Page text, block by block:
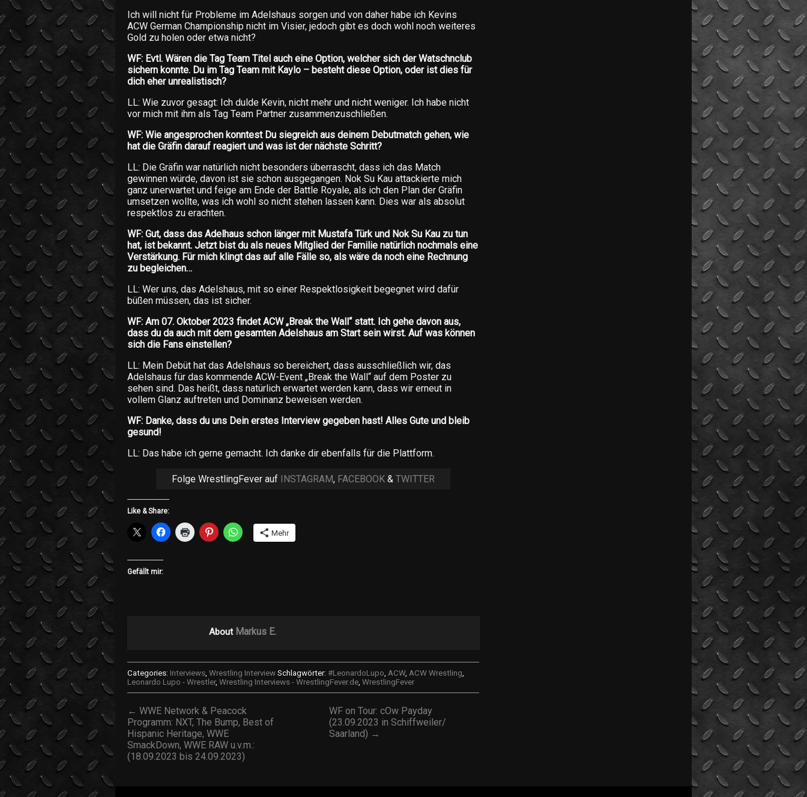
Ich will nicht für Probleme im Adelshaus sorgen und von daher habe ich Kevins
ACW German Championship nicht im Visier, jedoch gibt es doch wohl noch weiteres
Gold zu holen oder etwa nicht?
WF: Evtl. Wären die Tag Team Titel auch eine Option, welcher sich der Watschnclub
sichern konnte. Du im Tag Team mit Kaylo – besteht diese Option, oder ist dies für
dich eher unrealistisch?
LL: Wie zuvor gesagt: Ich dulde Kevin, nicht mehr und nicht weniger. Ich habe nicht
vor mich mit ihm als Tag Team Partner zusammenzuschließen.
WF: Wie angesprochen konntest Du siegreich aus deinem Debutmatch gehen, wie
hat die Gräfin darauf reagiert und was ist der nächste Schritt?
LL: Die Gräfin war natürlich nicht besonders überrascht, dass ich das Match
gewinnen würde, davon ist sie schon ausgegangen. Nok Su Kau attackierte mich
ganz unerwartet und feige am Ende der Battle Royale, als ich den Plan der Gräfin
umsetzen wollte, was ich wohl so nicht stehen lassen kann. Dies war als absolut
respektlos zu erachten.
WF: Gut, dass das Adelhaus schon länger mit Mustafa Türk und Nok Su Kau zu tun
hat, ist bekannt. Jetzt bist du als neues Mitglied der Familie natürlich nochmals eine
Verstärkung. Für mich klingt das auf alle Fälle so, als wäre da noch eine Rechnung
zu begleichen…
LL: Wer uns, das Adelshaus, mit so einer Respektlosigkeit begegnet wird dafür
büßen müssen, das ist sicher.
WF: Am 07. Oktober 2023 findet ACW „Break the Wall“ statt. Ich gehe davon aus,
dass du da auch mit dem gesamten Adelshaus am Start sein wirst. Auf was können
sich die Fans einstellen?
LL: Mein Debüt hat das Adelshaus so bereichert, dass ausschließlich wir, das
Adelshaus für das kommende ACW-Event „Break the Wall“ auf dem Poster zu
sehen sind. Das heißt, dass natürlich erwartet werden kann, dass wir erneut in
vollem Glanz auftreten und Dominanz beweisen werden.
WF: Danke, dass du uns Dein erstes Interview gegeben hast! Alles Gute und bleib
gesund!
LL: Das habe ich gerne gemacht. Ich danke dir ebenfalls für die Plattform.
Folge WrestlingFever auf INSTAGRAM, FACEBOOK& TWITTER
Like & Share:
Mehr
Gefällt mir:
About Markus E.
Categories: Interviews, Wrestling Interview Schlagwörter: #LeonardoLupo, ACW, ACW Wrestling,
Leonardo Lupo - Wrestler, Wrestling Interviews - WrestlingFever.de, WrestlingFever
← WWE Network & Peacock
Programm: NXT, The Bump, Best of
Hispanic Heritage, WWE
SmackDown, WWE RAW u.v.m.:
(18.09.2023 bis 24.09.2023)
WF on Tour: cOw Payday
(23.09.2023 in Schiffweiler/
Saarland) →